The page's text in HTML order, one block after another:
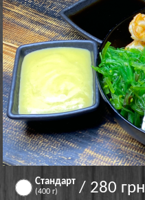
Стандарт
(400 г) / 280 грн